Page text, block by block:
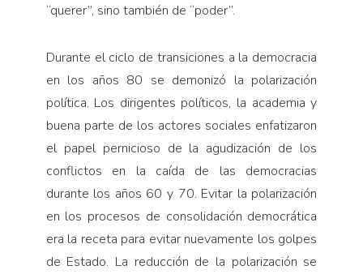
“querer”, sino también de “poder”.
Durante el ciclo de transiciones a la democracia
en los años 80 se demonizó la polarización
política. Los dirigentes políticos, la academia y
buena parte de los actores sociales enfatizaron
el papel pernicioso de la agudización de los
conflictos en la caída de las democracias
durante los años 60 y 70. Evitar la polarización
en los procesos de consolidación democrática
era la receta para evitar nuevamente los golpes
de Estado. La reducción de la polarización se